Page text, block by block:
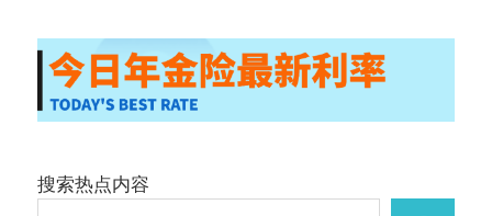
搜索热点内容